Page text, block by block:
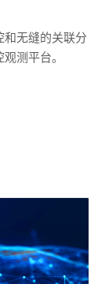
无缝的关联分
测平台。